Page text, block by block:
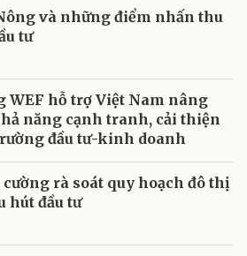
và những điểm nhấn thu
tư
WEF hỗ trợ Việt Nam nâng
năng cạnh tranh, cải thiện
đầu tư-kinh doanh
cường rà soát quy hoạch đô thị
hút đầu tư